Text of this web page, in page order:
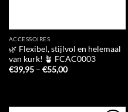
ACCESSOIRES
🌿 Flexibel, stijlvol en helemaal
van kurk! 🪴 FCAC0003
€39,95 – €55,00Prijsklasse: